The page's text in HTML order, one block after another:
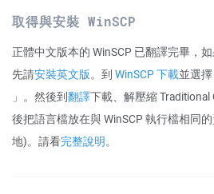
取得與安裝 WinSCP
正體中文版本的 WinSCP 已翻譯完畢，
先請安裝英文版。到 WinSCP 下載並選
」。然後到翻譯下載、解壓縮 Traditional
後把語言檔放在與 WinSCP 執行檔相同
地)。請看完整說明。